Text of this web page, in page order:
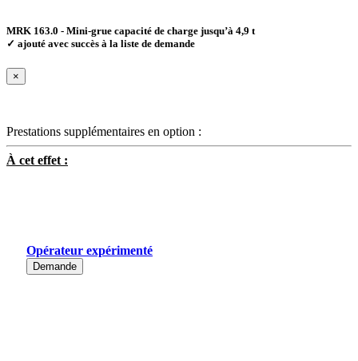
MRK 163.0 - Mini-grue capacité de charge jusqu’à 4,9 t
✓ ajouté avec succès à la liste de demande
×
Prestations supplémentaires en option :
À cet effet :
Opérateur expérimenté
Demande